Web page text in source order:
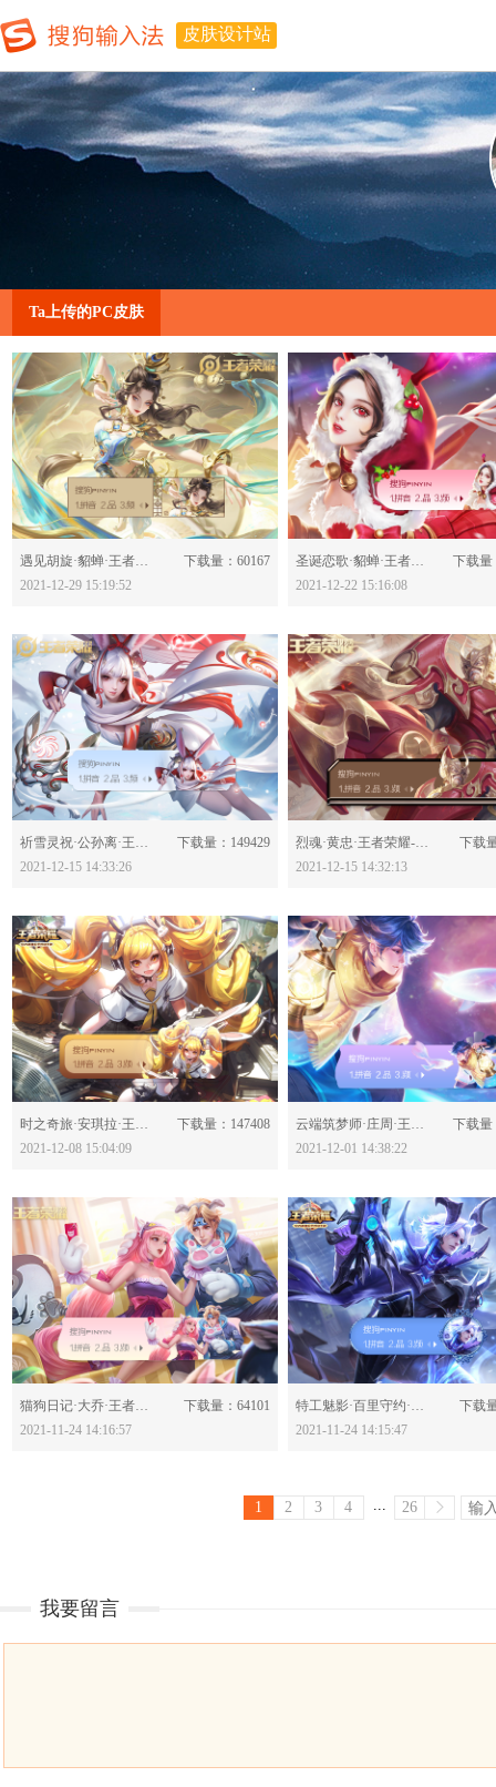
皮肤设计站
Ta上传的PC皮肤
分享：
遇见胡旋·貂蝉·王者荣耀-623804
下载量：60167
2021-12-29 15:19:52
分享：
圣诞恋歌·貂蝉·王者荣耀-623648
下载量
2021-12-22 15:16:08
分享：
祈雪灵祝·公孙离·王者荣耀-623469
下载量：149429
2021-12-15 14:33:26
分享：
烈魂·黄忠·王者荣耀-623467
下载
2021-12-15 14:32:13
分享：
时之奇旅·安琪拉·王者荣耀-623277
下载量：147408
2021-12-08 15:04:09
分享：
云端筑梦师·庄周·王者荣耀-623129
下载量
2021-12-01 14:38:22
分享：
猫狗日记·大乔·王者荣耀-622921
下载量：64101
2021-11-24 14:16:57
分享：
特工魅影·百里守约·王者荣耀-622919
下载
2021-11-24 14:15:47
1 2 3 4 ... 26
我要留言